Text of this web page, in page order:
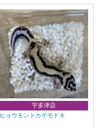
宇多津店
ヒョウモントカゲモドキ